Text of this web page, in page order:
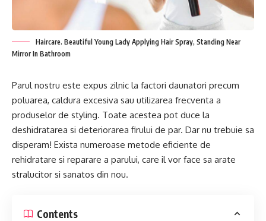
Haircare. Beautiful Young Lady Applying Hair Spray, Standing Near
Mirror In Bathroom
Parul nostru este expus zilnic la factori daunatori precum
poluarea, caldura excesiva sau utilizarea frecventa a
produselor de styling. Toate acestea pot duce la
deshidratarea si deteriorarea firului de par. Dar nu trebuie sa
disperam! Exista numeroase metode eficiente de
rehidratare si reparare a parului, care il vor face sa arate
stralucitor si sanatos din nou.
Contents